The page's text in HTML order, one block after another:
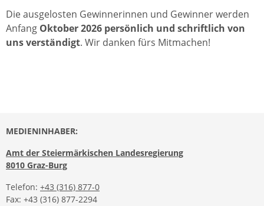
Die ausgelosten Gewinnerinnen und Gewinner werden
Anfang Oktober 2026 persönlich und schriftlich von
uns verständigt. Wir danken fürs Mitmachen!
MEDIENINHABER:
Amt der Steiermärkischen Landesregierung
8010 Graz-Burg
Telefon: +43 (316) 877-0
Fax: +43 (316) 877-2294